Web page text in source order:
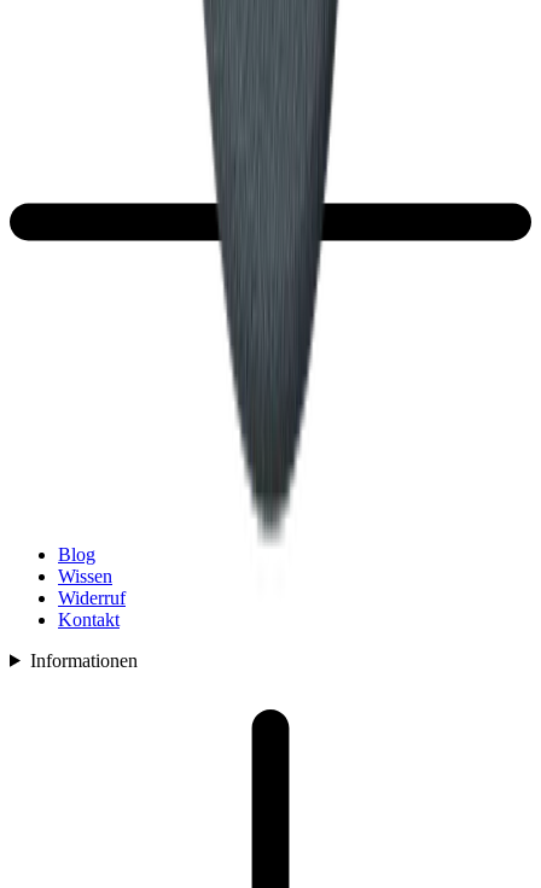
Blog
Wissen
Widerruf
Kontakt
Informationen